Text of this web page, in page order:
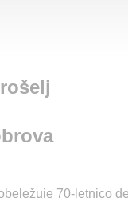
70-letnico